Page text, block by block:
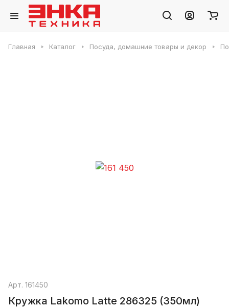
Главная Каталог Посуда, домашние товары и декор
Арт. 161450
Кружка Lakomo Latte 286325 (350мл)